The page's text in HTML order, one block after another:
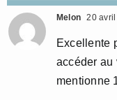
Melon 20
Excellente
accéder au
mentionne